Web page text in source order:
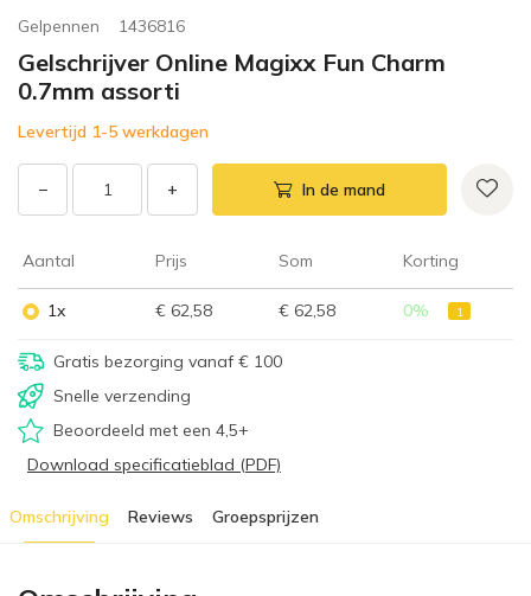
Gelpennen 1436816
Gelschrijver Online Magixx Fun Charm
0.7mm assorti
Levertijd 1-5 werkdagen
− + In de mand
Aantal Prijs Som Korting
1x € 62,58 € 62,58 0% 1
Gratis bezorging vanaf € 100
Snelle verzending
Beoordeeld met een 4,5+
Download specificatieblad (PDF)
Omschrijving Reviews Groepsprijzen